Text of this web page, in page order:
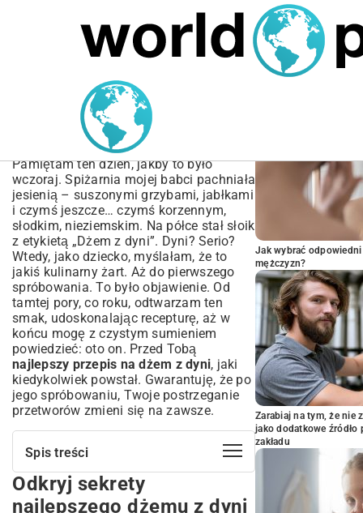
MARIUSZ ŁAMAGA 05.10.2025
Najlepszy Przepis na
Dżem z Dyni –
Sprawdzony i Prosty!
Pamiętam ten dzień, jakby to było
wczoraj. Spiżarnia mojej babci pachniała
jesienią – suszonymi grzybami, jabłkami
i czymś jeszcze… czymś korzennym,
słodkim, nieziemskim. Na półce stał słoik
z etykietą „Dżem z dyni”. Dyni? Serio?
Wtedy, jako dziecko, myślałam, że to
jakiś kulinarny żart. Aż do pierwszego
spróbowania. To było objawienie. Od
tamtej pory, co roku, odtwarzam ten
smak, udoskonalając recepturę, aż w
końcu mogę z czystym sumieniem
powiedzieć: oto on. Przed Tobą
najlepszy przepis na dżem z dyni, jaki
kiedykolwiek powstał. Gwarantuję, że po
jego spróbowaniu, Twoje postrzeganie
przetworów zmieni się na zawsze.
Spis treści
Odkryj sekrety najlepszego dżemu z dyni
Dlaczego dżem z dyni to królewskie
Odkryj sekrety
najlepszego dżemu z dyni
Jak wybrać
mężczyzn?
Zarabiaj na tym, że nie
jako dodatkowe
zakładu